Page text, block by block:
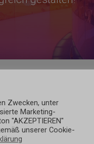
Zwecken, unter
Marketing-
"AKZEPTIEREN"
unserer Cookie-